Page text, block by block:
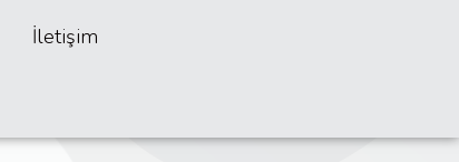
İletişim